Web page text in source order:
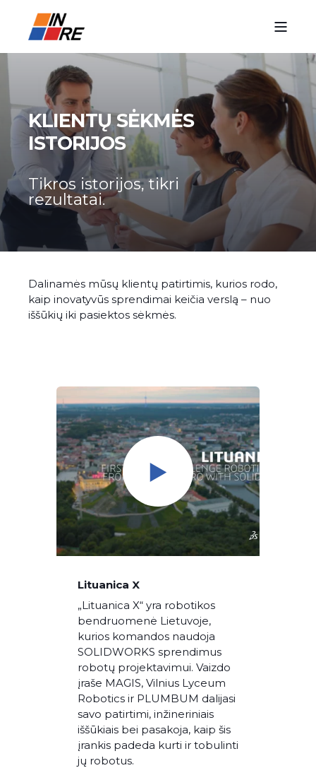
KLIENTŲ SĖKMĖS
ISTORIJOS
Tikros istorijos, tikri
rezultatai.
Dalinamės mūsų klientų patirtimis, kurios rodo,
kaip inovatyvūs sprendimai keičia verslą – nuo
iššūkių iki pasiektos sėkmės.
Lituanica X
„Lituanica X“ yra robotikos
bendruomenė Lietuvoje,
kurios komandos naudoja
SOLIDWORKS sprendimus
robotų projektavimui. Vaizdo
įraše MAGIS, Vilnius Lyceum
Robotics ir PLUMBUM dalijasi
savo patirtimi, inžineriniais
iššūkiais bei pasakoja, kaip šis
įrankis padeda kurti ir tobulinti
jų robotus.